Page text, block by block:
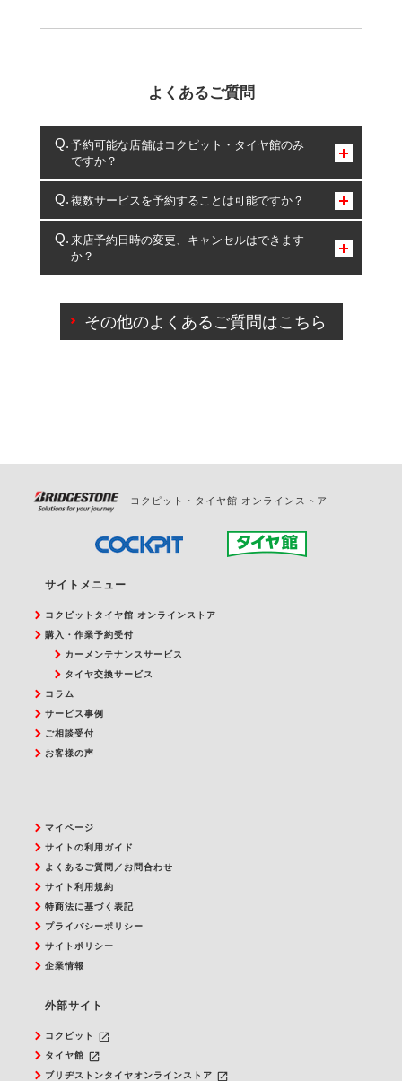
よくあるご質問
予約可能な店舗はコクピット・タイヤ館のみ
ですか？
コクピット・タイヤ館のみとなります。
複数サービスを予約することは可能ですか？
複数サービスのご予約は可能です。
一部の商品・サービスの組み合わせに限り、同時にご予約が
出来ないものもございます。
来店予約日時の変更、キャンセルはできます
か？
ご来店予約日の3営業日前を過ぎている場合のご予約
の日時変更につきましては、直接ご予約の店舗まで
その他のよくあるご質問はこちら
コクピット・タイヤ館 オンラインストア
サイトメニュー
コクピットタイヤ館 オンラインストア
購入・作業予約受付
カーメンテナンスサービス
タイヤ交換サービス
コラム
サービス事例
ご相談受付
お客様の声
マイページ
サイトの利用ガイド
よくあるご質問／お問合わせ
サイト利用規約
特商法に基づく表記
プライバシーポリシー
サイトポリシー
企業情報
外部サイト
コクピット launch
タイヤ館 launch
ブリヂストンタイヤオンラインストア launch